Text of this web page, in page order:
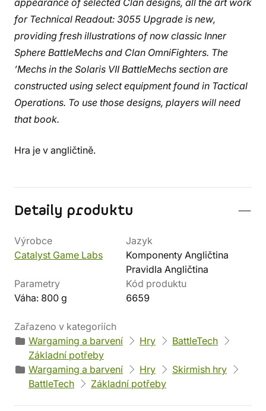
appearance of selected Clan designs, all the art work
for Technical Readout: 3055 Upgrade is new,
providing fresh illustrations of now classic Inner
Sphere BattleMechs and Clan OmniFighters. The
’Mechs in the Solaris VII BattleMechs section are
constructed using select equipment found in Tactical
Operations. To use those designs, players will need
that book.
Hra je v angličtině.
Detaily produktu
Výrobce
Catalyst Game Labs
Jazyk
Komponenty Angličtina
Pravidla Angličtina
Parametry
Váha: 800 g
Kód produktu
6659
Zařazeno v kategoriích
Wargaming a barvení
Hry
BattleTech
Základní potřeby
Wargaming a barvení
Hry
Skirmish hry
BattleTech
Základní potřeby